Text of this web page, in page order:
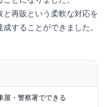
再販という柔軟な対応を
することができました。
屋・警察署でできる